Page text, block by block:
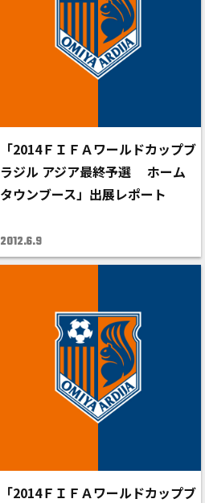
「2014ＦＩＦＡワールドカップブ
ラジル アジア最終予選 ホーム
タウンブース」出展レポート
2012.6.9
「2014ＦＩＦＡワールドカップブ